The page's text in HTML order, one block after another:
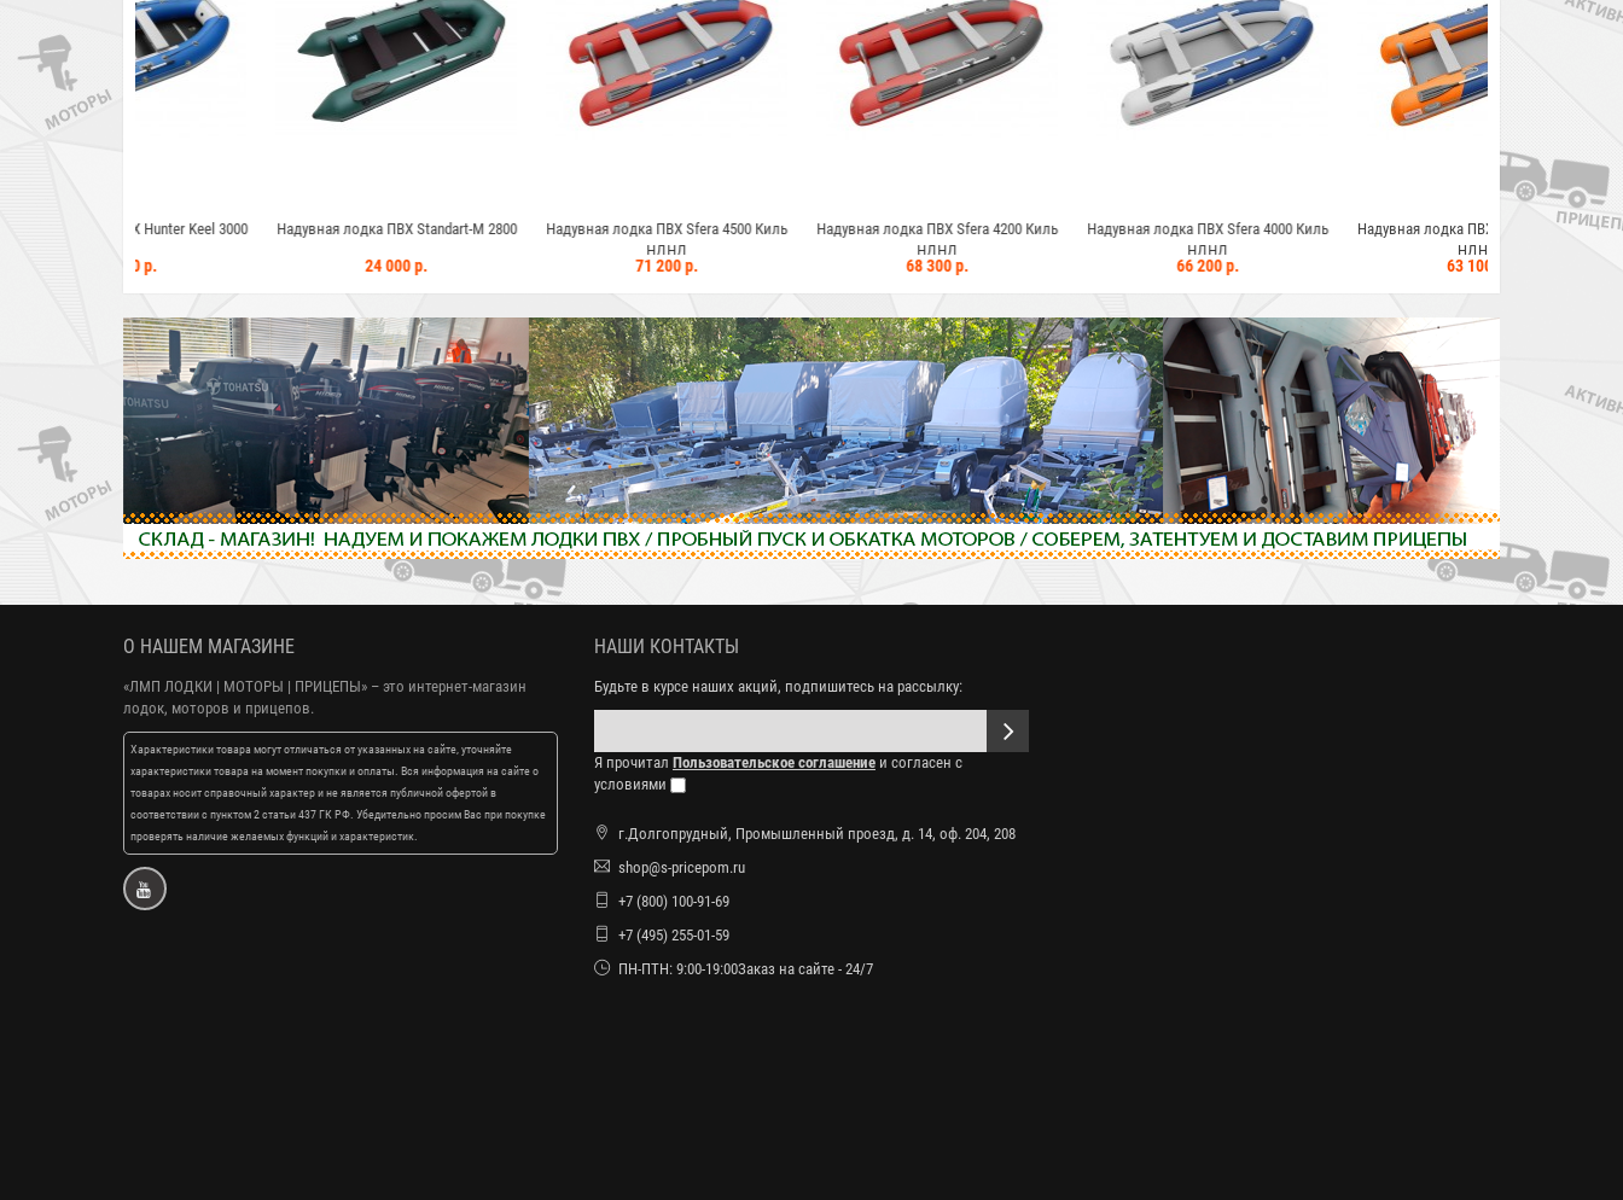
Надувная лодка ПВХ Standart-M 2800
Надувная лодка ПВХ Sfera 4500 Киль
Надувная лодка ПВХ Sfera 4200 Киль
Надувная лодка ПВХ Sfera 4000 Киль
Надувная лодка ПВХ Sfera 3800 Киль
Надувная лодка
О НАШЕМ МАГАЗИНЕ
«ЛМП ЛОДКИ | МОТОРЫ | ПРИЦЕПЫ» – это интернет-магазин
лодок, моторов и прицепов.
Характеристики товара могут отличаться от указанных на сайте, уточняйте
характеристики товара на момент покупки и оплаты. Вся информация на сайте о
товарах носит справочный характер и не является публичной офертой в
соответствии с пунктом 2 статьи 437 ГК РФ. Убедительно просим Вас при покупке
проверять наличие желаемых функций и характеристик.
НАШИ КОНТАКТЫ
Будьте в курсе наших акций, подпишитесь на рассылку:
Я прочитал Пользовательское соглашение и согласен с
условиями
г.Долгопрудный, Промышленный проезд, д. 14, оф. 204, 208
shop@s-pricepom.ru
+7 (800) 100-91-69
+7 (495) 255-01-59
ПН-ПТН: 9:00-19:00Заказ на сайте - 24/7